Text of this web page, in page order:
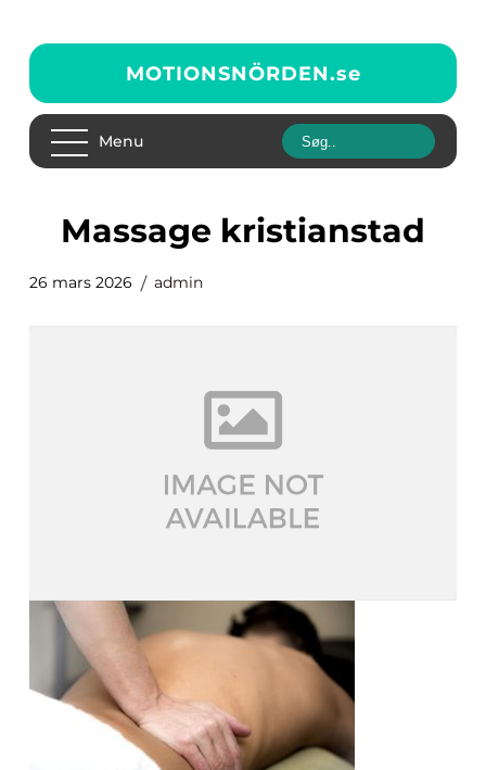
MOTIONSNÖRDEN.se
Menu
massage kristianstad
26 mars 2026 admin